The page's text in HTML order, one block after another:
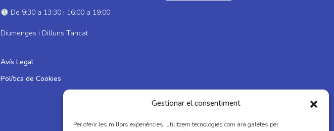
Gestionar el consentiment
Per oferir les millors experiències, utilitzem tecnologies com ara galetes per
De 9:30 a 13:30 i 16:00 a 19:00
Diumenges i Dilluns Tancat
Avís Legal
Política de Cookies